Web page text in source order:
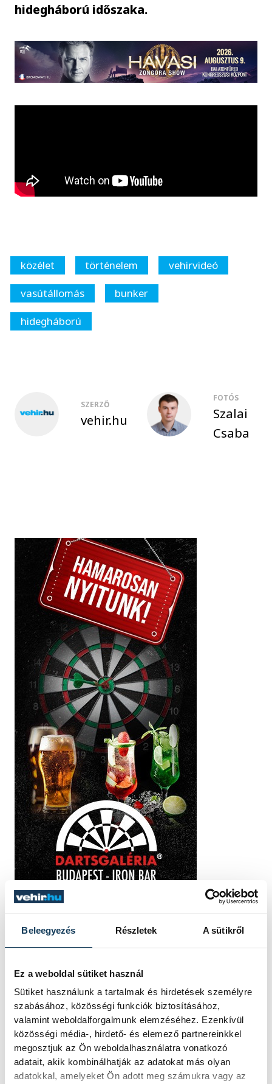
Beleegyezés Részletek A sütikről
Ez a weboldal sütiket használ
Sütiket használunk a tartalmak és hirdetések személyre
szabásához, közösségi funkciók biztosításához,
valamint weboldalforgalmunk elemzéséhez. Ezenkívül
közösségi média-, hirdető- és elemező partnereinkkel
megosztjuk az Ön weboldalhasználatra vonatkozó
adatait, akik kombinálhatják az adatokat más olyan
adatokkal, amelyeket Ön adott meg számukra vagy az
hidegháború időszaka.
közélet történelem
vehirvideó
vasútállomás
bunker
hidegháború
SZERZŐ
vehir.hu
FOTÓS
Szalai
Csaba
KÖZÉLET
Sorra kerülnek elő
világháborús leletek az
alacsony Dunából